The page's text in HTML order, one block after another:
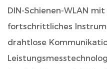
DIN-Schienen-WLAN
fortschrittliches
drahtlose